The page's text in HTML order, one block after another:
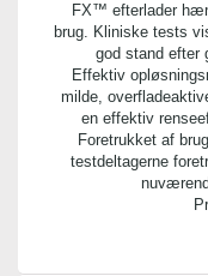
FX™ efterlader
brug. Kliniske tests
god stand efter
Effektiv
milde,
en effektiv
Foretrukket af
testdeltagerne